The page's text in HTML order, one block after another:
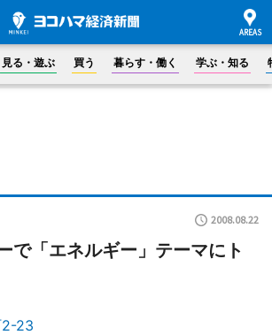
見る・遊ぶ 買う 暮らす・働く 学ぶ・知る
2008.08.22
で「エネルギー」テーマにト
2-23